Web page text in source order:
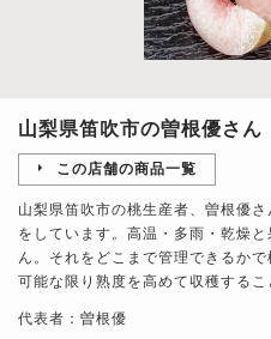
山梨県笛吹市の曽根優さん
この店舗の商品一覧
山梨県笛吹市の桃生産者、曽根優
をしています。高温・多雨・乾燥
ん。それをどこまで管理できるか
可能な限り熟度を高めて収穫するこ
代表者：曽根優